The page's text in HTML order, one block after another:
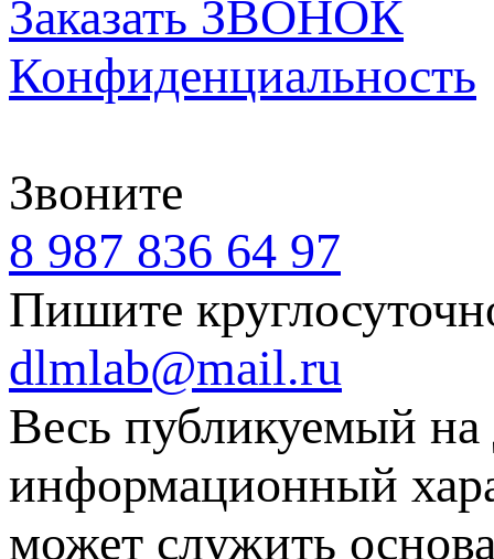
Заказать ЗВОНОК
Конфиденциальность
Звоните
8 987 836 64 97
Пишите
dlmlab@mail.ru
Весь публикуемый на
информационный
может служить